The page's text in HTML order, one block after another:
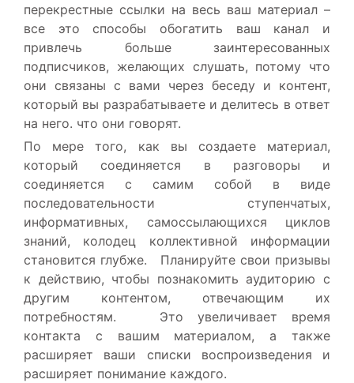
перекрестные ссылки на весь ваш материал –
все это способы обогатить ваш канал и
привлечь больше заинтересованных
подписчиков, желающих слушать, потому что
они связаны с вами через беседу и контент,
который вы разрабатываете и делитесь в ответ
на него. что они говорят.
По мере того, как вы создаете материал,
который соединяется в разговоры и
соединяется с самим собой в виде
последовательности ступенчатых,
информативных, самоссылающихся циклов
знаний, колодец коллективной информации
становится глубже. Планируйте свои призывы
к действию, чтобы познакомить аудиторию с
другим контентом, отвечающим их
потребностям. Это увеличивает время
контакта с вашим материалом, а также
расширяет ваши списки воспроизведения и
расширяет понимание каждого.